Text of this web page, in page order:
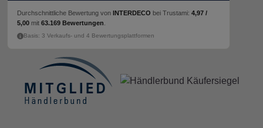
Durchschnittliche Bewertung von INTERDECO bei Trustami: 4,97 /
5,00 mit 63.169 Bewertungen
Basis: 3 Verkaufs- und 4 Bewertungsplattformen